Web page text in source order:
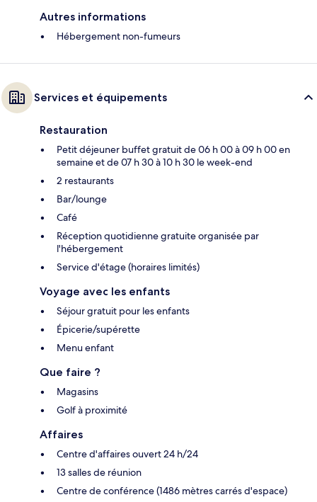
Autres informations
Hébergement non-fumeurs
Services et équipements
Restauration
Petit déjeuner buffet gratuit de 06 h 00 à 09 h 00 en
semaine et de 07 h 30 à 10 h 30 le week-end
2 restaurants
Bar/lounge
Café
Réception quotidienne gratuite organisée par
l'hébergement
Service d'étage (horaires limités)
Voyage avec les enfants
Séjour gratuit pour les enfants
Épicerie/supérette
Menu enfant
Que faire ?
Magasins
Golf à proximité
Affaires
Centre d'affaires ouvert 24 h/24
13 salles de réunion
Centre de conférence (1486 mètres carrés d'espace)